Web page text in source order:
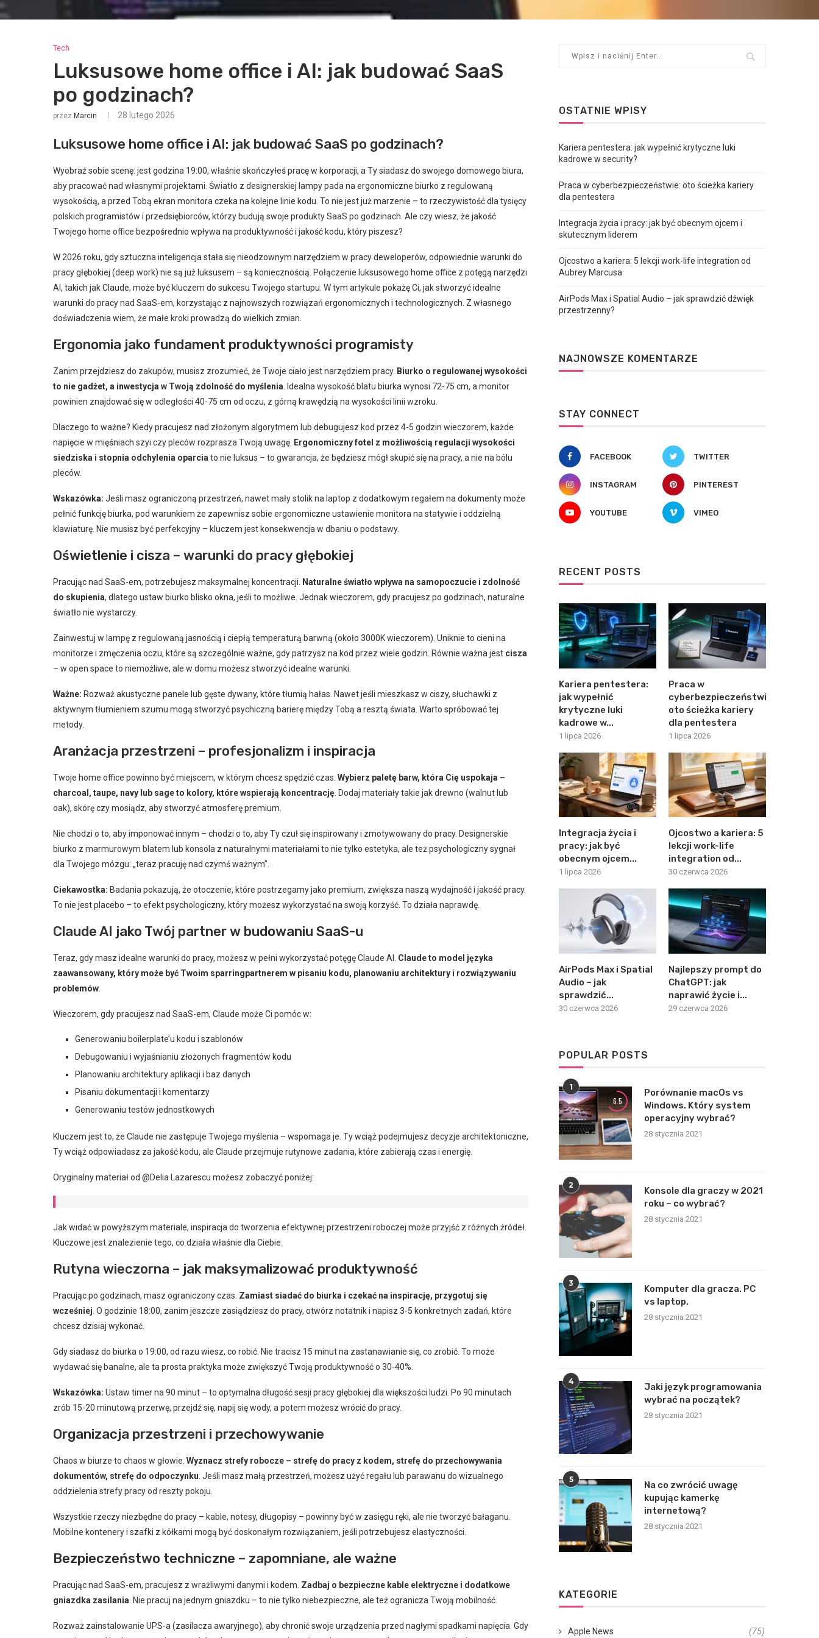
Tech
Luksusowe home office i AI: jak budować SaaS
po godzinach?
przez Marcin 28 lutego 2026
Luksusowe home office i AI: jak budować SaaS po godzinach?
Wyobraź sobie scenę: jest godzina 19:00, właśnie skończyłeś pracę w korporacji, a Ty siadasz do swojego domowego biura,
aby pracować nad własnymi projektami. Światło z designerskiej lampy pada na ergonomiczne biurko z regulowaną
wysokością, a przed Tobą ekran monitora czeka na kolejne linie kodu. To nie jest już marzenie – to rzeczywistość dla tysięcy
polskich programistów i przedsiębiorców, którzy budują swoje produkty SaaS po godzinach. Ale czy wiesz, że jakość
Twojego home office bezpośrednio wpływa na produktywność i jakość kodu, który piszesz?
W 2026 roku, gdy sztuczna inteligencja stała się nieodzownym narzędziem w pracy deweloperów, odpowiednie warunki do
pracy głębokiej (deep work) nie są już luksusem – są koniecznością. Połączenie luksusowego home office z potęgą narzędzi
AI, takich jak Claude, może być kluczem do sukcesu Twojego startupu. W tym artykule pokażę Ci, jak stworzyć idealne
warunki do pracy nad SaaS-em, korzystając z najnowszych rozwiązań ergonomicznych i technologicznych. Z własnego
doświadczenia wiem, że małe kroki prowadzą do wielkich zmian.
Ergonomia jako fundament produktywności programisty
Zanim przejdziesz do zakupów, musisz zrozumieć, że Twoje ciało jest narzędziem pracy. Biurko o regulowanej wysokości
to nie gadżet, a inwestycja w Twoją zdolność do myślenia . Idealna wysokość blatu biurka wynosi 72-75 cm, a monitor
powinien znajdować się w odległości 40-75 cm od oczu, z górną krawędzią na wysokości linii wzroku.
Dlaczego to ważne? Kiedy pracujesz nad złożonym algorytmem lub debugujesz kod przez 4-5 godzin wieczorem, każde
napięcie w mięśniach szyi czy pleców rozprasza Twoją uwagę. Ergonomiczny fotel z możliwością regulacji wysokości
siedziska i stopnia odchylenia oparcia to nie luksus – to gwarancja, że będziesz mógł skupić się na pracy, a nie na bólu
pleców.
Wskazówka: Jeśli masz ograniczoną przestrzeń, nawet mały stolik na laptop z dodatkowym regałem na dokumenty może
pełnić funkcję biurka, pod warunkiem że zapewnisz sobie ergonomiczne ustawienie monitora na statywie i oddzielną
klawiaturę. Nie musisz być perfekcyjny – kluczem jest konsekwencja w dbaniu o podstawy.
Oświetlenie i cisza – warunki do pracy głębokiej
Pracując nad SaaS-em, potrzebujesz maksymalnej koncentracji.
Naturalne światło wpływa na samopoczucie i zdolność
do skupienia, dlatego ustaw biurko blisko okna, jeśli to możliwe. Jednak wieczorem, gdy pracujesz po godzinach, naturalne
światło nie wystarczy.
Zainwestuj w lampę z regulowaną jasnością i ciepłą temperaturą barwną (około 3000K wieczorem). Uniknie to cieni na
monitorze i zmęczenia oczu, które są szczególnie ważne, gdy patrzysz na kod przez wiele godzin. Równie ważna jest cisza
– w open space to niemożliwe, ale w domu możesz stworzyć idealne warunki.
Ważne: Rozważ akustyczne panele lub gęste dywany, które tłumią hałas. Nawet jeśli mieszkasz w ciszy, słuchawki z
aktywnym tłumieniem szumu mogą stworzyć psychiczną barierę między Tobą a resztą świata. Warto spróbować tej
metody.
Aranżacja przestrzeni – profesjonalizm i inspiracja
Twoje home office powinno być miejscem, w którym chcesz spędzić czas. Wybierz paletę barw, która Cię uspokaja –
charcoal, taupe, navy lub sage to kolory, które wspierają koncentrację . Dodaj materiały takie jak drewno (walnut lub
oak), skórę czy mosiądz, aby stworzyć atmosferę premium.
Nie chodzi o to, aby imponować innym – chodzi o to, aby Ty czuł się inspirowany i zmotywowany do pracy. Designerskie
biurko z marmurowym blatem lub konsola z naturalnymi materiałami to nie tylko estetyka, ale też psychologiczny sygnał
dla Twojego mózgu: „teraz pracuję nad czymś ważnym”.
Ciekawostka: Badania pokazują, że otoczenie, które postrzegamy jako premium, zwiększa naszą wydajność i jakość pracy.
To nie jest placebo – to efekt psychologiczny, który możesz wykorzystać na swoją korzyść. To działa naprawdę.
Claude AI jako Twój partner w budowaniu SaaS-u
Teraz, gdy masz idealne warunki do pracy, możesz w pełni wykorzystać potęgę Claude AI. Claude to model języka
zaawansowany, który może być Twoim sparringpartnerem w pisaniu kodu, planowaniu architektury i rozwiązywaniu
problemów
Wieczorem, gdy pracujesz nad SaaS-em, Claude może Ci pomóc w:
Generowaniu boilerplate’u kodu i szablonów
Debugowaniu i wyjaśnianiu złożonych fragmentów kodu
Planowaniu architektury aplikacji i baz danych
Pisaniu dokumentacji i komentarzy
Generowaniu testów jednostkowych
Kluczem jest to, że Claude nie zastępuje Twojego myślenia – wspomaga je. Ty wciąż podejmujesz decyzje architektoniczne,
Ty wciąż odpowiadasz za jakość kodu, ale Claude przejmuje rutynowe zadania, które zabierają czas i energię.
Oryginalny materiał od @Delia Lazarescu możesz zobaczyć poniżej:
Jak widać w powyższym materiale, inspiracja do tworzenia efektywnej przestrzeni roboczej może przyjść z różnych źródeł.
Kluczowe jest znalezienie tego, co działa właśnie dla Ciebie.
Rutyna wieczorna – jak maksymalizować produktywność
Pracując po godzinach, masz ograniczony czas. Zamiast siadać do biurka i czekać na inspirację, przygotuj się
wcześniej . O godzinie 18:00, zanim jeszcze zasiądziesz do pracy, otwórz notatnik i napisz 3-5 konkretnych zadań, które
chcesz dzisiaj wykonać.
Gdy siadasz do biurka o 19:00, od razu wiesz, co robić. Nie tracisz 15 minut na zastanawianie się, co zrobić. To może
wydawać się banalne, ale ta prosta praktyka może zwiększyć Twoją produktywność o 30-40%.
Wskazówka: Ustaw timer na 90 minut – to optymalna długość sesji pracy głębokiej dla większości ludzi. Po 90 minutach
zrób 15-20 minutową przerwę, przejdź się, napij się wody, a potem możesz wrócić do pracy.
Organizacja przestrzeni i przechowywanie
Chaos w biurze to chaos w głowie. Wyznacz strefy robocze – strefę do pracy z kodem, strefę do przechowywania
dokumentów, strefę do odpoczynku . Jeśli masz małą przestrzeń, możesz użyć regału lub parawanu do wizualnego
oddzielenia strefy pracy od reszty pokoju.
Wszystkie rzeczy niezbędne do pracy – kable, notesy, długopisy – powinny być w zasięgu ręki, ale nie tworzyć bałaganu.
Mobilne kontenery i szafki z kółkami mogą być doskonałym rozwiązaniem, jeśli potrzebujesz elastyczności.
Bezpieczeństwo techniczne – zapomniane, ale ważne
Pracując nad SaaS-em, pracujesz z wrażliwymi danymi i kodem. Zadbaj o bezpieczne kable elektryczne i dodatkowe
gniazdka zasilania . Nie pracuj na jednym gniazdku – to nie tylko niebezpieczne, ale też ogranicza Twoją mobilność.
Rozważ zainstalowanie UPS-a (zasilacza awaryjnego), aby chronić swoje urządzenia przed nagłymi spadkami napięcia. Gdy
OSTATNIE WPISY
Kariera pentestera: jak wypełnić krytyczne luki
kadrowe w security?
Praca w cyberbezpieczeństwie: oto ścieżka kariery
dla pentestera
Integracja życia i pracy: jak być obecnym ojcem i
skutecznym liderem
Ojcostwo a kariera: 5 lekcji work-life integration od
Aubrey Marcusa
AirPods Max i Spatial Audio – jak sprawdzić dźwięk
przestrzenny?
NAJNOWSZE KOMENTARZE
STAY CONNECT
FACEBOOK TWITTER
INSTAGRAM PINTEREST
YOUTUBE VIMEO
RECENT POSTS
Kariera pentestera:
jak wypełnić
krytyczne luki
kadrowe w...
1 lipca 2026
Praca w
cyberbezpieczeństwie:
oto ścieżka kariery
dla pentestera
1 lipca 2026
Integracja życia i
pracy: jak być
obecnym ojcem...
1 lipca 2026
Ojcostwo a kariera: 5
lekcji work-life
integration od...
30 czerwca 2026
AirPods Max i Spatial
Audio – jak
sprawdzić...
30 czerwca 2026
Najlepszy prompt do
ChatGPT: jak
naprawić życie i...
29 czerwca 2026
POPULAR POSTS
1
6.5
Porównanie macOs vs
Windows. Który system
operacyjny wybrać?
28 stycznia 2021
2
Konsole dla graczy w 2021
roku – co wybrać?
28 stycznia 2021
3
Komputer dla gracza. PC
vs laptop.
28 stycznia 2021
4
Jaki język programowania
wybrać na początek?
28 stycznia 2021
5
Na co zwrócić uwagę
kupując kamerkę
internetową?
28 stycznia 2021
KATEGORIE
Apple News (75)